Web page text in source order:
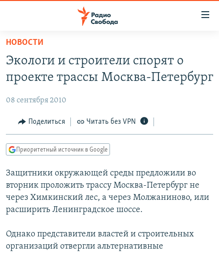
упрощенного
доступа
основному
Вернутся
главной
навигации
Вернутся
поиску
АВТОРСКИЕ ПРОЕКТЫ
ЦИТАТЫ СВОБОДЫ
МНЕНИЯ
IDEL.РЕАЛИИ
КАВКАЗ.РЕАЛИИ
СЕВЕР.РЕАЛИИ
СИБИРЬ.РЕАЛИИ
ПОДПИШИТЕСЬ НА РАССЫЛКУ
НОВОСТИ
Экологи и строители спорят о
проекте трассы Москва-Петербург
08 сентября 2010
Поделиться Читать без VPN
Приоритетный источник в Google
Защитники окружающей среды предложили во
вторник проложить трассу Москва-Петербург не
через Химкинский лес, а через Молжаниново, или
расширить Ленинградское шоссе.
Однако представители властей и строительных
организаций отвергли альтернативные